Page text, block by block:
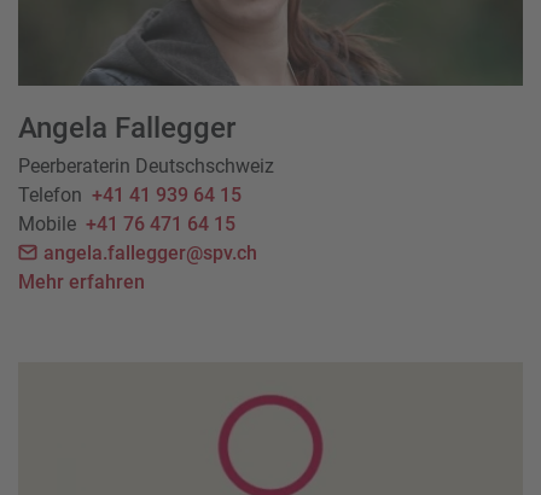
Angela Fallegger
Peerberaterin Deutschschweiz
Telefon +41 41 939 64 15
Mobile +41 76 471 64 15
angela.fallegger@spv.ch
Mehr erfahren